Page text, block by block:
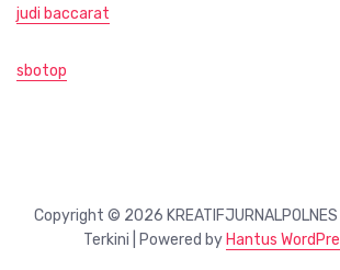
judi baccarat
sbotop
Copyright © 2026
Terkini | Powered by Hantus